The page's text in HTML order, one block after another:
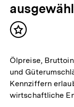
Inhalt
Ölpreise,
und
Kennziffern
wirtschaftliche